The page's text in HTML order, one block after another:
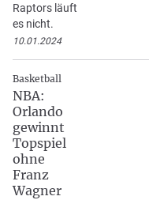
Raptors läuft
es nicht.
10.01.2024
Basketball
NBA:
Orlando
gewinnt
Topspiel
ohne
Franz
Wagner